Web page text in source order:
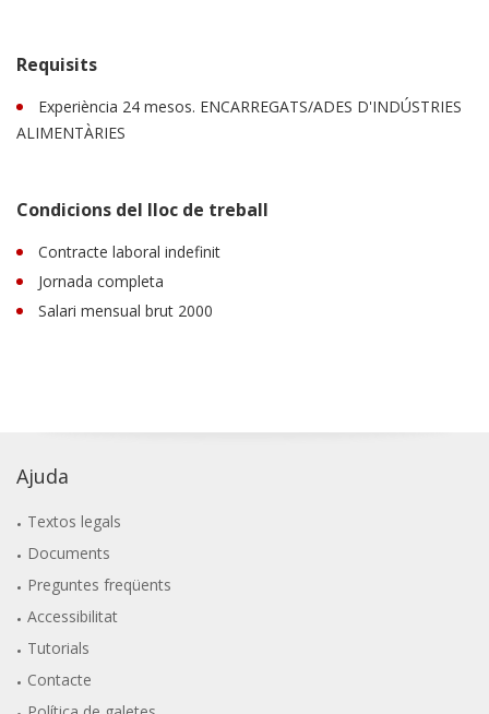
Requisits
Experiència 24 mesos. ENCARREGATS/ADES D'INDÚSTRIES
ALIMENTÀRIES
Condicions del lloc de treball
Contracte laboral indefinit
Jornada completa
Salari mensual brut 2000
Ajuda
Textos legals
Documents
Preguntes freqüents
Accessibilitat
Tutorials
Contacte